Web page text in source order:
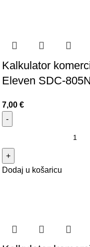
Kalkulator
Eleven SDC-
7,00 €
Dodaj u košaricu